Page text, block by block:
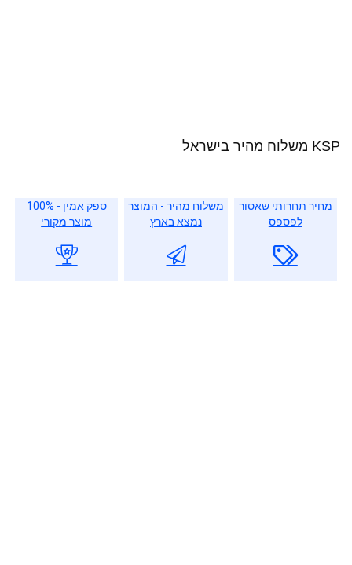
KSP משלוח מהיר בישראל
מחיר תחרותי שאסור
לפספס
משלוח מהיר - המוצר
נמצא בארץ
ספק אמין - 100%
מוצר מקורי